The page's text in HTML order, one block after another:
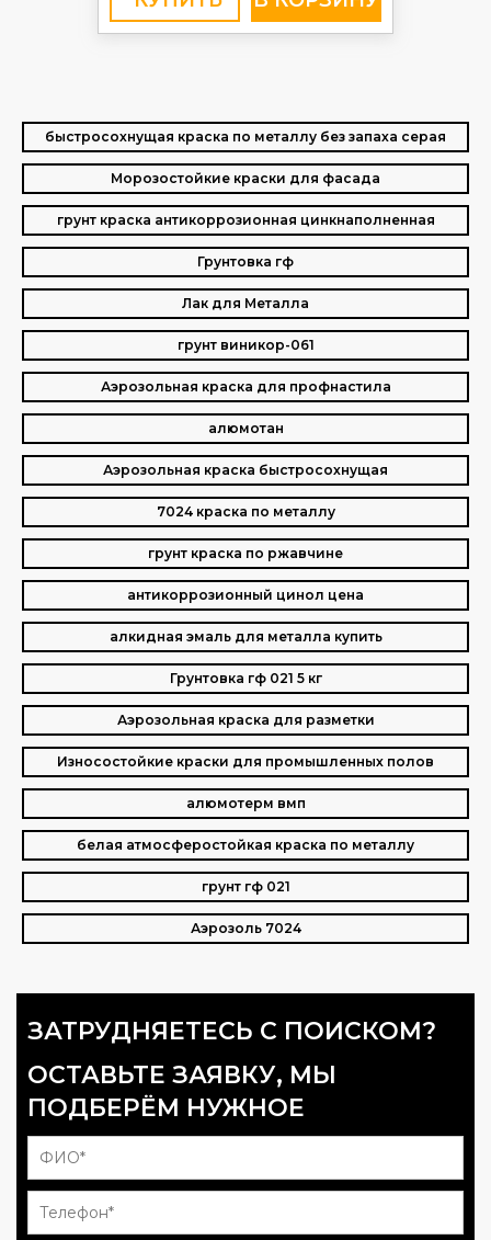
быстросохнущая краска по металлу без запаха серая
Морозостойкие краски для фасада
грунт краска антикоррозионная цинкнаполненная
Грунтовка гф
Лак для Металла
грунт виникор-061
Аэрозольная краска для профнастила
алюмотан
Аэрозольная краска быстросохнущая
7024 краска по металлу
грунт краска по ржавчине
антикоррозионный цинол цена
алкидная эмаль для металла купить
Грунтовка гф 021 5 кг
Аэрозольная краска для разметки
Износостойкие краски для промышленных полов
алюмотерм вмп
белая атмосферостойкая краска по металлу
грунт гф 021
Аэрозоль 7024
ЗАТРУДНЯЕТЕСЬ С ПОИСКОМ?
ОСТАВЬТЕ ЗАЯВКУ, МЫ
ПОДБЕРЁМ НУЖНОЕ